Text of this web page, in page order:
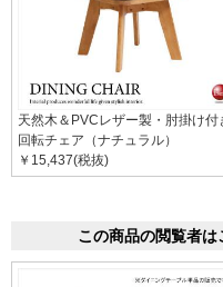
天然木＆PVCレザー製・肘掛け付
回転チェア（ナチュラル）
￥15,437(税抜)
この商品の閲覧者